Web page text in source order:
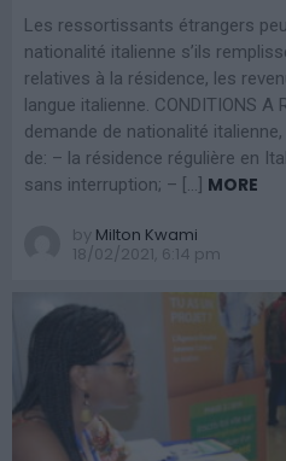
Les ressortissants étrangers
nationalité italienne s’ils
relatives à la résidence, les
langue italienne. CONDITIONS A
demande de nationalité
de: – la résidence régulière en
sans interruption; – […] MORE
by Milton Kwami
18/02/2021, 6:14 pm